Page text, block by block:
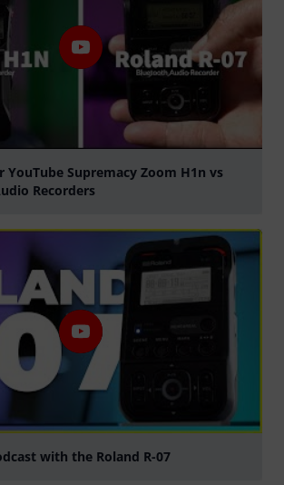
YouTube Supremacy Zoom H1n vs
Recorders
with the Roland R-07